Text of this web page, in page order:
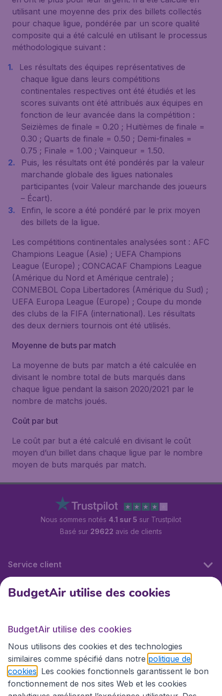
utilisant une moyenne des prix des billets collectés
pour chaque ligue, pondérée par un score qualité
composite qui a été calculé en utilisant le processus
méthodologique suivant :
Les résultats des équipes représentatives de
chaque ligue dans leurs compétitions
continentales respectives ont été étudiés et les
scores suivants ont été attribués aux équipes en
fonction de leur avancée dans la compétition :
Seizièmes de finale = 0.20 ; Huitièmes de finale =
0.30 ; Quarts de finale = 0.50 ; Demi-finales =
0.75 ; Finale = 1.00 ; Vainqueur = 1.50.
Puis, les résultats ont été pondérés par la valeur
marchande globale des ligues nationales
participantes (voir Valeur marchande des joueurs
– Écart).
Enfin, le score a été pondéré par le prix moyen
des billets de la ligue.
Les compétitions continentales analysées sont : AFC
Champions League (Asie) ; UEFA Champions
League (Europe) ; CONCACAF Champions League
(Amérique du Nord et Amérique centrale) ;
CONMEBOL Copa Libertadores (Amérique du Sud) ;
UEFA Europa League (Europe) ; Coupe du monde
des clubs de la FIFA (international). Les résultats
des deux derniers tournois ont été utilisés.
Moyenne de buts par match
La moyenne de buts par match a été calculée en
divisant le nombre total de buts marqués dans
chaque ligue pendant la saison 2020/2021 par le
nombre de matchs joués.
Coût par but
Le coût par but a été calculé en divisant le coût
moyen d’un billet dans chaque ligue par le nombre
moyen de buts marqués par match.
Nous sommes notés 4.1 sur 5 sur Trustpilot
Basé sur 29622 avis de clients
Service client
BudgetAir.fr
Sites internationaux
BudgetAir utilise des cookies
BudgetAir utilise des cookies
Nous utilisons des cookies et des technologies
similaires comme spécifié dans notre politique de
cookies . Les cookies fonctionnels garantissent le bon
fonctionnement de nos sites Web et les cookies